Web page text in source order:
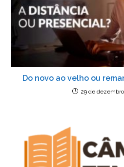
Do novo ao velho ou
29 de